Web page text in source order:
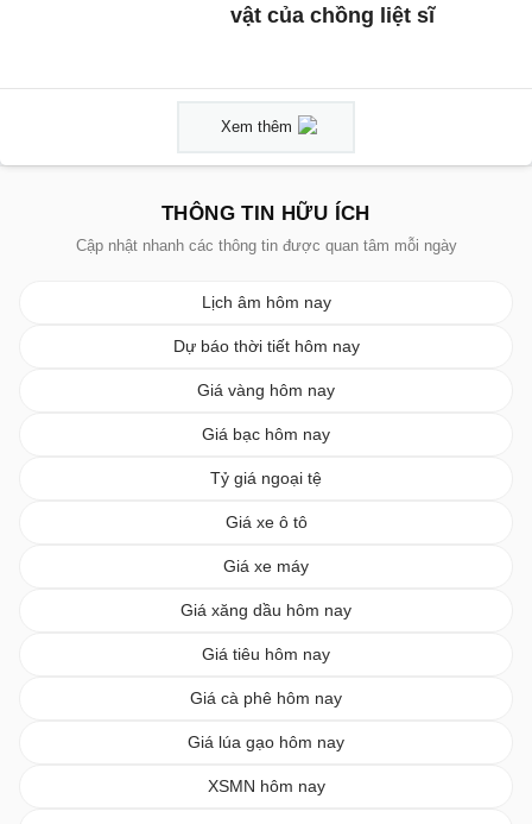
vật của chồng liệt sĩ
Xem thêm
THÔNG TIN HỮU ÍCH
Cập nhật nhanh các thông tin được quan tâm mỗi ngày
Lịch âm hôm nay
Dự báo thời tiết hôm nay
Giá vàng hôm nay
Giá bạc hôm nay
Tỷ giá ngoại tệ
Giá xe ô tô
Giá xe máy
Giá xăng dầu hôm nay
Giá tiêu hôm nay
Giá cà phê hôm nay
Giá lúa gạo hôm nay
XSMN hôm nay